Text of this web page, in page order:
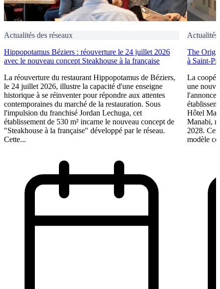
Actualités des réseaux
Hippopotamus Béziers : réouverture le 24 juillet 2026
avec le nouveau concept Steakhouse à la française
La réouverture du restaurant Hippopotamus de Béziers,
le 24 juillet 2026, illustre la capacité d'une enseigne
historique à se réinventer pour répondre aux attentes
contemporaines du marché de la restauration. Sous
l'impulsion du franchisé Jordan Lechuga, cet
établissement de 530 m² incarne le nouveau concept de
"Steakhouse à la française" développé par le réseau.
Cette...
Actualités
The
à Saint-
La
une
l'annonce
Hôtel
Manabi,
2028.
modèle